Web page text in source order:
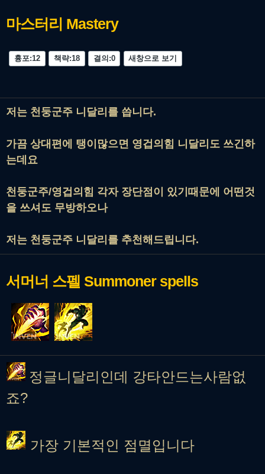
마스터리 Mastery
흉포:12 책략:18 결의:0 새창으로 보기
저는 천둥군주 니달리를 씁니다.
가끔 상대편에 탱이많으면 영겁의힘 니달리도 쓰긴하
는데요
천둥군주/영겁의힘 각자 장단점이 있기때문에 어떤것
을 쓰셔도 무방하오나
저는 천둥군주 니달리를 추천해드립니다.
서머너 스펠 Summoner spells
정글니달리인데 강타안드는사람없
죠?
가장 기본적인 점멸입니다